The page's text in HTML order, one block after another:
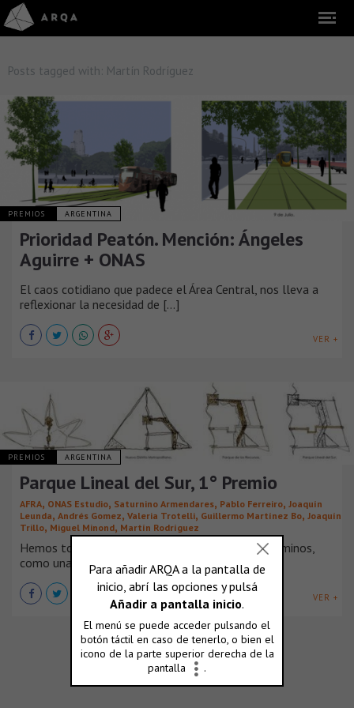
Posts tagged with: Martín Rodríguez
PREMIOS ARGENTINA
Prioridad Peatón. Mención: Ángeles
Aguirre + ONAS
El caos cotidiano que padece el Área Central, nos lleva a
reflexionar la necesidad de [...]
VER +
PREMIOS ARGENTINA
Parque Lineal del Sur, 1° Premio
AFRA, ONAS Estudio, Saturnino Armendares, Pablo Ferreiro, Joaquín
Leunda, Andrés Gomez, Valeria Trotelli, Guillermo Martínez Bo, Joaquín
Trillo, Miguel Minond, Martín Rodríguez
Hemos tomado este concurso, en sus propios términos,
como una oportunidad para reflexionar en [...]
VER +